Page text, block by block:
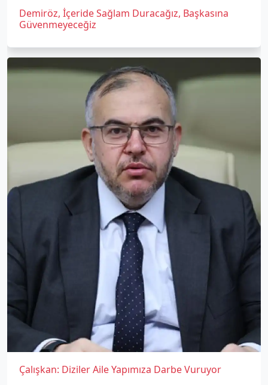
Demiröz, İçeride Sağlam Duracağız, Başkasına
Güvenmeyeceğiz
Çalışkan: Diziler Aile Yapımıza Darbe Vuruyor